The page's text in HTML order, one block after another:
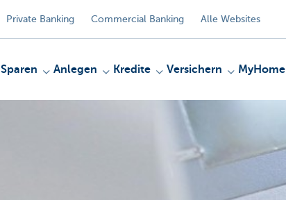
Private Banking Commercial Banking Alle Websites
Sparen Anlegen Kredite Versichern MyHome